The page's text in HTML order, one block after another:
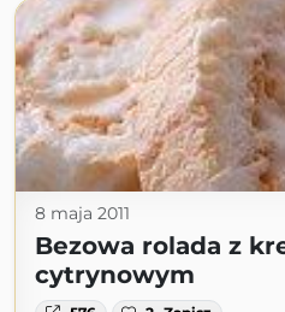
8 maja 2011
Bezowa rolada z
cytrynowym